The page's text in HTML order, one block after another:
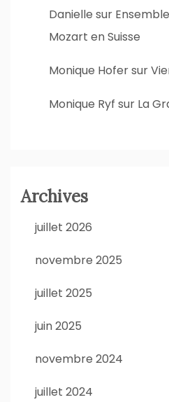
Danielle sur
Mozart en Suisse
Monique Hofersur
Monique Ryf sur La
Archives
juillet 2026
novembre 2025
juillet 2025
juin 2025
novembre 2024
juillet 2024